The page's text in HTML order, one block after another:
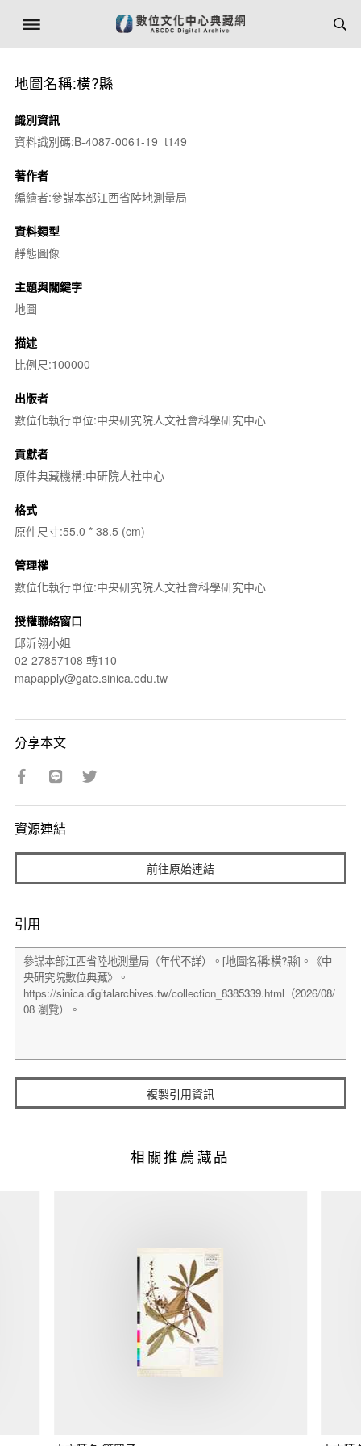
地圖名稱:橫?縣
識別資訊
資料識別碼:B-4087-0061-19_t149
著作者
編繪者:參謀本部江西省陸地測量局
資料類型
靜態圖像
主題與關鍵字
地圖
描述
比例尺:100000
出版者
數位化執行單位:中央研究院人文社會科學研究中心
貢獻者
原件典藏機構:中研院人社中心
格式
原件尺寸:55.0 * 38.5 (cm)
管理權
數位化執行單位:中央研究院人文社會科學研究中心
授權聯絡窗口
邱沂翎小姐
02-27857108 轉110
mapapply@gate.sinica.edu.tw
分享本文
資源連結
前往原始連結
引用
複製引用資訊
相關推薦藏品